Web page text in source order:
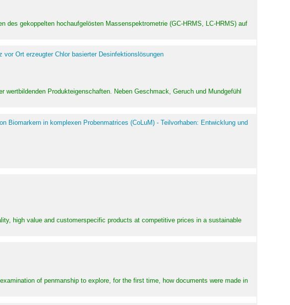
des gekoppelten hochaufgelösten Massenspektrometrie (GC-HRMS, LC-HRMS) auf
Ort erzeugter Chlor basierter Desinfektionslösungen
Produkteigenschaften. Neben Geschmack, Geruch und Mundgefühl
Biomarkern in komplexen Probenmatrices (CoLuM) - Teilvorhaben: Entwicklung und
high value and customerspecific products at competitive prices in a sustainable
of penmanship to explore, for the first time, how documents were made in